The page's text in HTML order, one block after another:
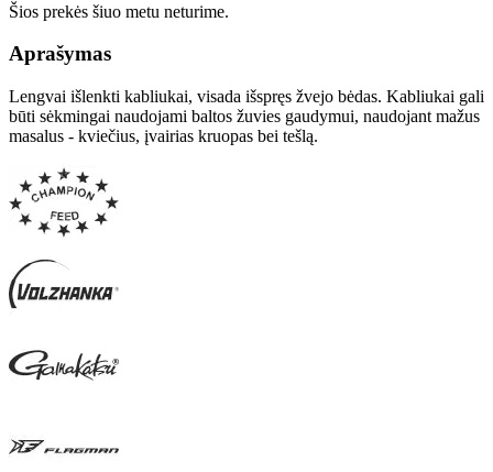
Šios prekės šiuo metu neturime.
Aprašymas
Lengvai išlenkti kabliukai, visada išspręs žvejo bėdas. Kabliukai gali
būti sėkmingai naudojami baltos žuvies gaudymui, naudojant mažus
masalus - kviečius, įvairias kruopas bei tešlą.